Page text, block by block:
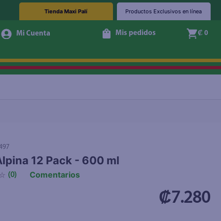
Tienda Maxi Palí Productos Exclusivos en línea
Mis pedidos ₡ 0
12 Pack - 600 ml
☆ (0) Comentarios
₡7.280